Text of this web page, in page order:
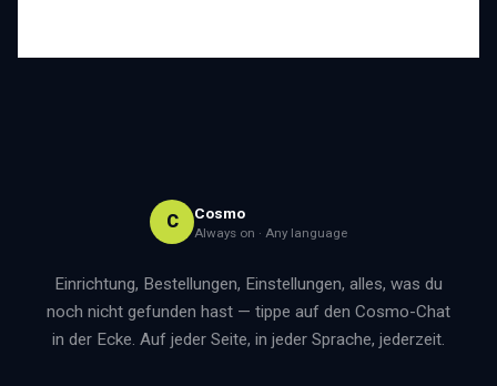
C Cosmo
Always on · Any language
Einrichtung, Bestellungen, Einstellungen, alles, was du
noch nicht gefunden hast — tippe auf den Cosmo-Chat
in der Ecke. Auf jeder Seite, in jeder Sprache, jederzeit.